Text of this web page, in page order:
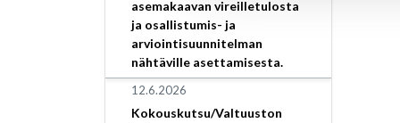
asemakaavan vireilletulosta
ja osallistumis- ja
arviointisuunnitelman
nähtäville asettamisesta.
12.6.2026
Kokouskutsu/Valtuuston